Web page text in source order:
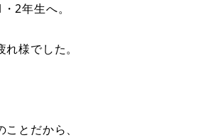
2年生へ。
様でした。
とだから、